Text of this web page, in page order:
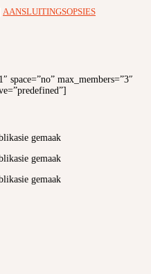
AANSLUITINGSOPSIES
space=”no” max_members=”3″
gemaak
gemaak
gemaak